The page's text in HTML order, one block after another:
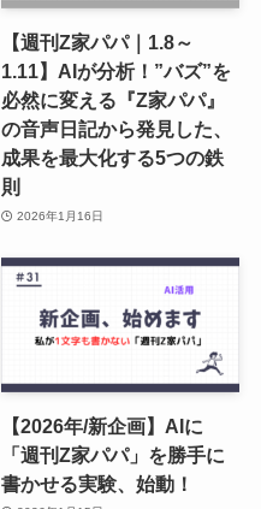
【週刊Z家パパ｜1.8～
1.11】AIが分析！”バズ”を
必然に変える『Z家パパ』
の音声日記から発見した、
成果を最大化する5つの鉄
則
2026年1月16日
【2026年/新企画】AIに
「週刊Z家パパ」を勝手に
書かせる実験、始動！